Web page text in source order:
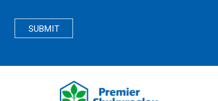
Wrapper
Button
Wrapper
SUBMIT